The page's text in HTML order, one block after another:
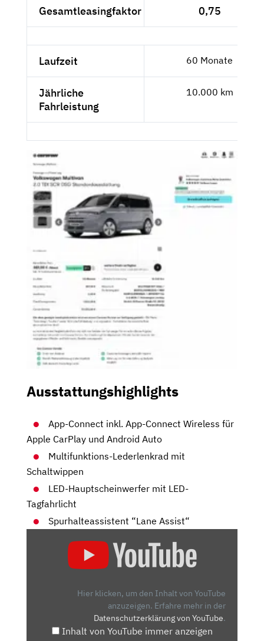
Gesamtleasingfaktor 0,75
Laufzeit 60 Monate
Jährliche
Fahrleistung
10.000 km
Ausstattungshighlights
App-Connect inkl. App-Connect Wireless für
Apple CarPlay und Android Auto
Multifunktions-Lederlenkrad mit
Schaltwippen
LED-Hauptscheinwerfer mit LED-
Tagfahrlicht
Spurhalteassistent “Lane Assist“
Hier klicken, um den Inhalt von YouTube
anzuzeigen. Erfahre mehr in der
Datenschutzerklärung von YouTube.
Inhalt von YouTube immer anzeigen